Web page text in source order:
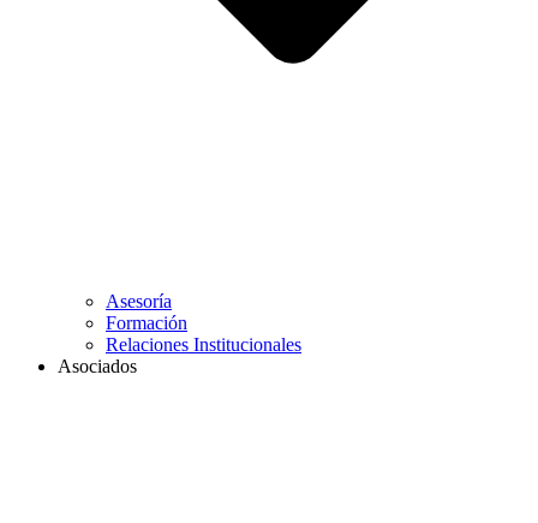
Asesoría
Formación
Relaciones Institucionales
Asociados